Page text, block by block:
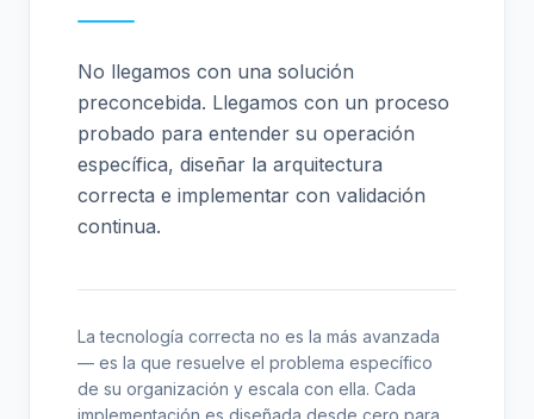
No llegamos con una solución
preconcebida. Llegamos con un proceso
probado para entender su operación
específica, diseñar la arquitectura
correcta e implementar con validación
continua.
La tecnología correcta no es la más avanzada
— es la que resuelve el problema específico
de su organización y escala con ella. Cada
implementación es diseñada desde cero para